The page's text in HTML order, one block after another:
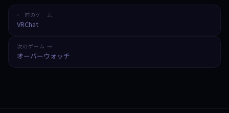
← 前のゲーム
VRChat
次のゲーム →
オーバーウォッチ